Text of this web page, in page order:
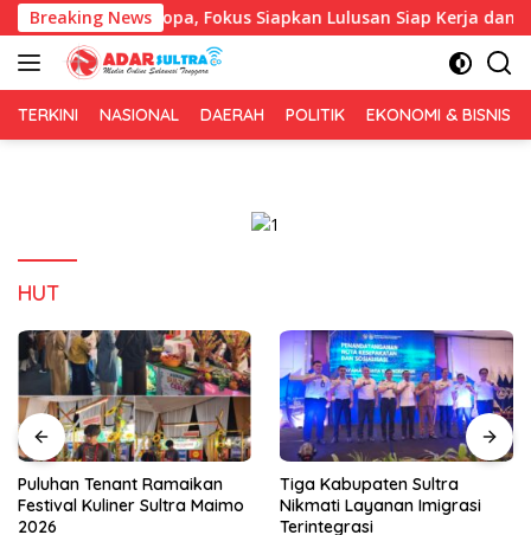
Langsung
ke
konten
Breaking News
Rawa Aopa, Fokus Siapkan Lulusan Siap Kerja dan
TERKINI NASIONAL DAERAH POLITIK EKONOMI & BISNIS
HUT
Puluhan Tenant Ramaikan
Festival Kuliner Sultra Maimo
2026
Tiga Kabupaten Sultra
Nikmati Layanan Imigrasi
Terintegrasi